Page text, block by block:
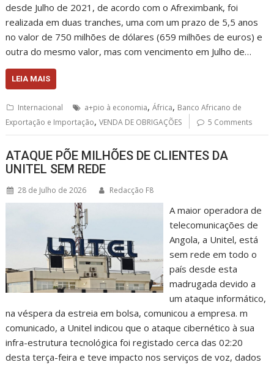
desde Julho de 2021, de acordo com o Afreximbank, foi
realizada em duas tranches, uma com um prazo de 5,5 anos
no valor de 750 milhões de dólares (659 milhões de euros) e
outra do mesmo valor, mas com vencimento em Julho de…
LEIA MAIS
Internacional a+pio à economia,África, Banco Africano de
Exportação e Importação,VENDA DE OBRIGAÇÕES 5 Comments
ATAQUE PÕE MILHÕES DE CLIENTES DA
UNITEL SEM REDE
28 de Julho de 2026 Redacção F8
A maior operadora de
telecomunicações de
Angola, a Unitel, está
sem rede em todo o
país desde esta
madrugada devido a
um ataque informático,
na véspera da estreia em bolsa, comunicou a empresa. m
comunicado, a Unitel indicou que o ataque cibernético à sua
infra-estrutura tecnológica foi registado cerca das 02:20
desta terça-feira e teve impacto nos serviços de voz, dados